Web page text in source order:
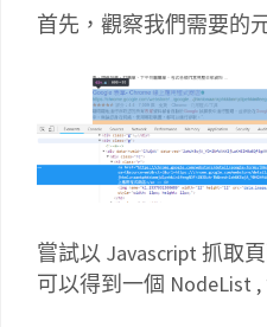
首先，觀察我們需要的
嘗試以 Javascript 抓取
可以得到一個 NodeList